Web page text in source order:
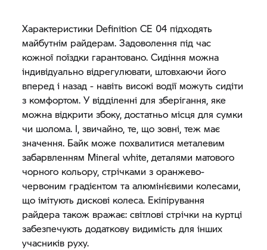
Характеристики Definition CE 04 підходять
майбутнім райдерам. Задоволення під час
кожної поїздки гарантовано. Сидіння можна
індивідуально відрегулювати, штовхаючи його
вперед і назад - навіть високі водії можуть сидіти
з комфортом. У відділенні для зберігання, яке
можна відкрити збоку, достатньо місця для сумки
чи шолома. І, звичайно, те, що зовні, теж має
значення. Байк може похвалитися металевим
забарвленням Mineral white, деталями матового
чорного кольору, стрічками з оранжево-
червоним градієнтом та алюмінієвими колесами,
що імітують дискові колеса. Екіпірування
райдера також вражає: світлові стрічки на куртці
забезпечують додаткову видимість для інших
учасників руху.